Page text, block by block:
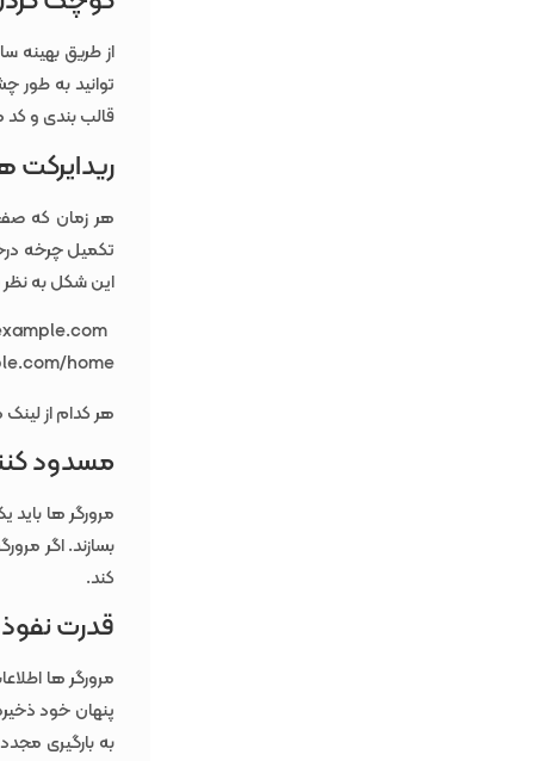
از طریق بهینه
توانید به
قالب بندی و کد
هر زمان که
تکمیل چرخه
این شکل به نظر
home
هر کدام از
مسدود
بسازند. اگر
کند.
قدرت
مرورگر ها
پنهان خود
به بارگیری